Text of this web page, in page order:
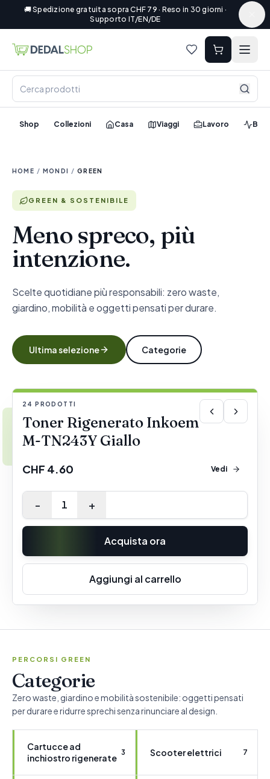
🚚 Spedizione gratuita sopra CHF 79 · Reso in 30 giorni ·
Supporto IT/EN/DE
Shop Collezioni Casa Viaggi Lavoro
HOME / MONDI / GREEN
GREEN & SOSTENIBILE
Meno spreco, più
intenzione.
Scelte quotidiane più responsabili: zero waste,
giardino, mobilità e oggetti pensati per durare.
Ultima selezione Categorie
IN EVIDENZA
24 PRODOTTI
Toner Rigenerato Inkoem
M-TN243Y Giallo
CHF 4.60 Vedi
- 1 +
Acquista ora
Aggiungi al carrello
PERCORSI GREEN
Categorie
Zero waste, giardino e mobilità sostenibile: oggetti pensati
per durare e ridurre sprechi senza rinunciare al design.
Cartucce ad
inchiostro rigenerate
3 Scooter elettrici 7